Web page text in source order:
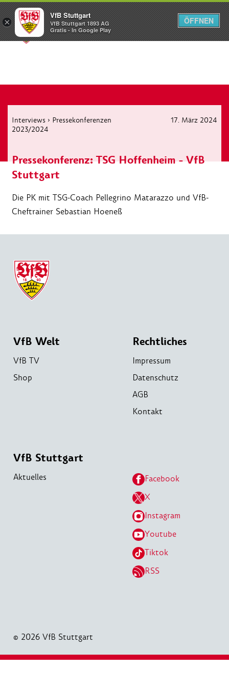
Menü
Interviews › Pressekonferenzen
2023/2024
17. März 2024
Pressekonferenz: TSG Hoffenheim - VfB
Stuttgart
Die PK mit TSG-Coach Pellegrino Matarazzo und VfB-
Cheftrainer Sebastian Hoeneß
VfB Welt
VfB TV
Shop
Rechtliches
Impressum
Datenschutz
AGB
Kontakt
VfB Stuttgart
Aktuelles
Facebook
X
Instagram
Youtube
Tiktok
RSS
© 2026 VfB Stuttgart
×
VfB Stuttgart
VfB Stuttgart 1893 AG
Gratis - In Google Play
ÖFFNEN